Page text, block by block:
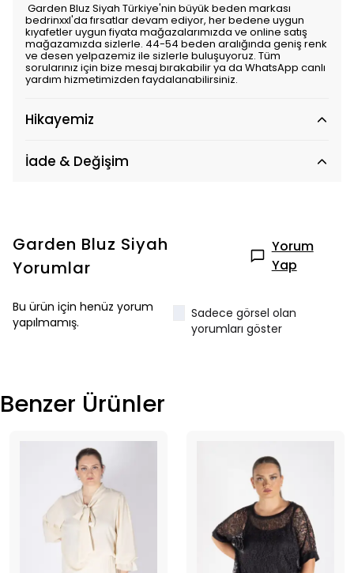
Garden Bluz Siyah Türkiye'nin büyük beden markası
bedrinxxl'da fırsatlar devam ediyor, her bedene uygun
kıyafetler uygun fiyata mağazalarımızda ve online satış
mağazamızda sizlerle. 44-54 beden aralığında geniş renk
ve desen yelpazemiz ile sizlerle buluşuyoruz. Tüm
sorularınız için bize mesaj bırakabilir ya da WhatsApp canlı
yardım hizmetimizden faydalanabilirsiniz.
Hikayemiz
İade & Değişim
Garden Bluz Siyah
Yorumlar
Yorum
Yap
Bu ürün için henüz yorum
yapılmamış.
Sadece görsel olan
yorumları göster
Benzer Ürünler